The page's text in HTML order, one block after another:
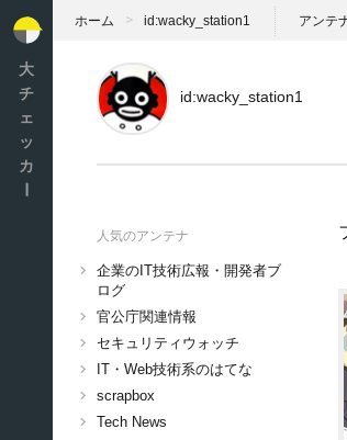
大
チ
ェ
ッ
カ
ホーム id:wacky_station1 アンテ
id:wacky_station1
人気のアンテナ
企業のIT技術広報・開発者ブ
ログ
官公庁関連情報
セキュリティウォッチ
IT・Web技術系のはてな
scrapbox
Tech News